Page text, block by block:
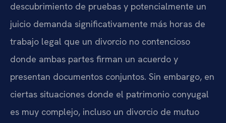
descubrimiento de pruebas y potencialmente un
juicio demanda significativamente más horas de
trabajo legal que un divorcio no contencioso
donde ambas partes firman un acuerdo y
presentan documentos conjuntos. Sin embargo, en
ciertas situaciones donde el patrimonio conyugal
es muy complejo, incluso un divorcio de mutuo